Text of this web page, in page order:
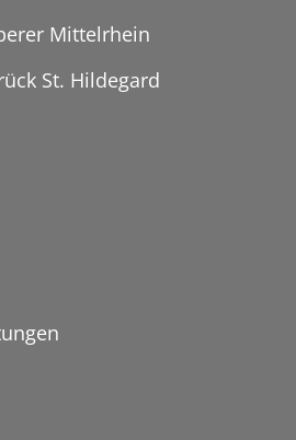
Mittelrhein
St. Hildegard